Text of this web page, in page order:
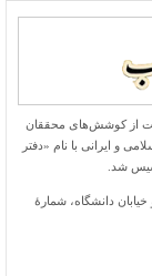
۱۳۷۲ ش به قصد حمایت از كوشش‌های محققان
و ایرانی با نام «دفتر
شد.
خیابان دانشگاه، شمارۀ